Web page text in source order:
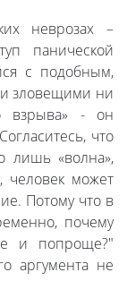
неврозах –
панической
с подобным,
и зловещими ни
взрыва» - он
что
лишь «волна»,
человек может
Потому что в
почему
и попроще?"
аргумента не